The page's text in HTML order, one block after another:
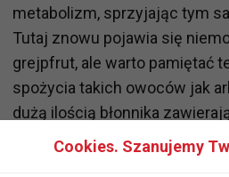
metabolizm, sprzyjając tym
Tutaj znowu pojawia się
grejpfrut, ale warto pamiętać
spożycia takich owoców jak
dużą ilością błonnika
spalanie tłuszczu cytrulinę),
Cookies. Szanujemy